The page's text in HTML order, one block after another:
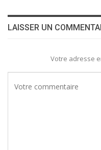
LAISSER UN
Votre adresse